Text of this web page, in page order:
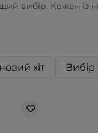
вибір. Кожен із
хіт Вибір